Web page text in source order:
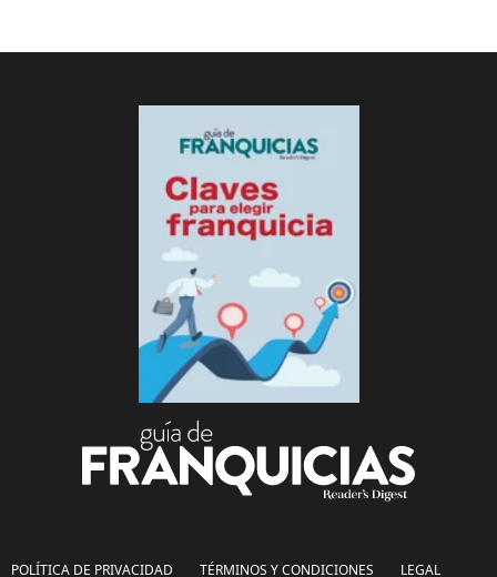
POLÍTICA DE PRIVACIDAD TÉRMINOS Y CONDICIONES LEGAL